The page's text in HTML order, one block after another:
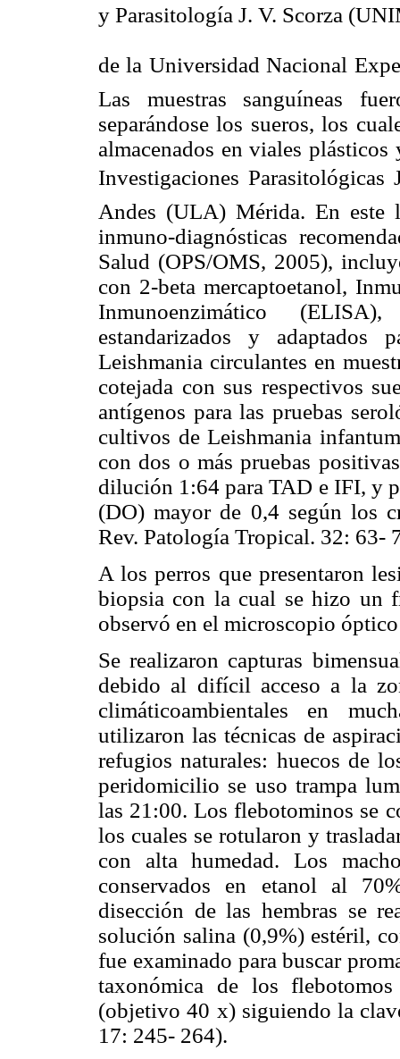
y Parasitología J. V. Scorza
de la Universidad Nacional
Las muestras sanguíneas
separándose los sueros, los
almacenados en viales
Investigaciones Parasitológicas
Andes (ULA) Mérida. En este
inmuno-diagnósticas
Salud (OPS/OMS, 2005),
con 2-beta mercaptoetanol,
Inmunoenzimático
estandarizados y adaptados
Leishmania circulantes en
cotejada con sus respectivos
antígenos para las pruebas
cultivos de Leishmania
con dos o más pruebas
dilución 1:64 para TAD e IFI, y
(DO) mayor de 0,4 según los
Rev. Patología Tropical. 32: 63-
A los perros que presentaron
biopsia con la cual se hizo un
observó en el microscopio
Se realizaron capturas
debido al difícil acceso a la
climáticoambientales en
utilizaron las técnicas de
refugios naturales: huecos de
peridomicilio se uso trampa
las 21:00. Los flebotominos se
los cuales se rotularon y
con alta humedad. Los
conservados en etanol al
disección de las hembras se
solución salina (0,9%) estéril,
fue examinado para buscar
taxonómica de los
(objetivo 40 x) siguiendo la
17: 245- 264).